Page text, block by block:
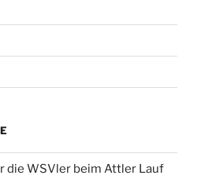
die WSVler beim Attler Lauf